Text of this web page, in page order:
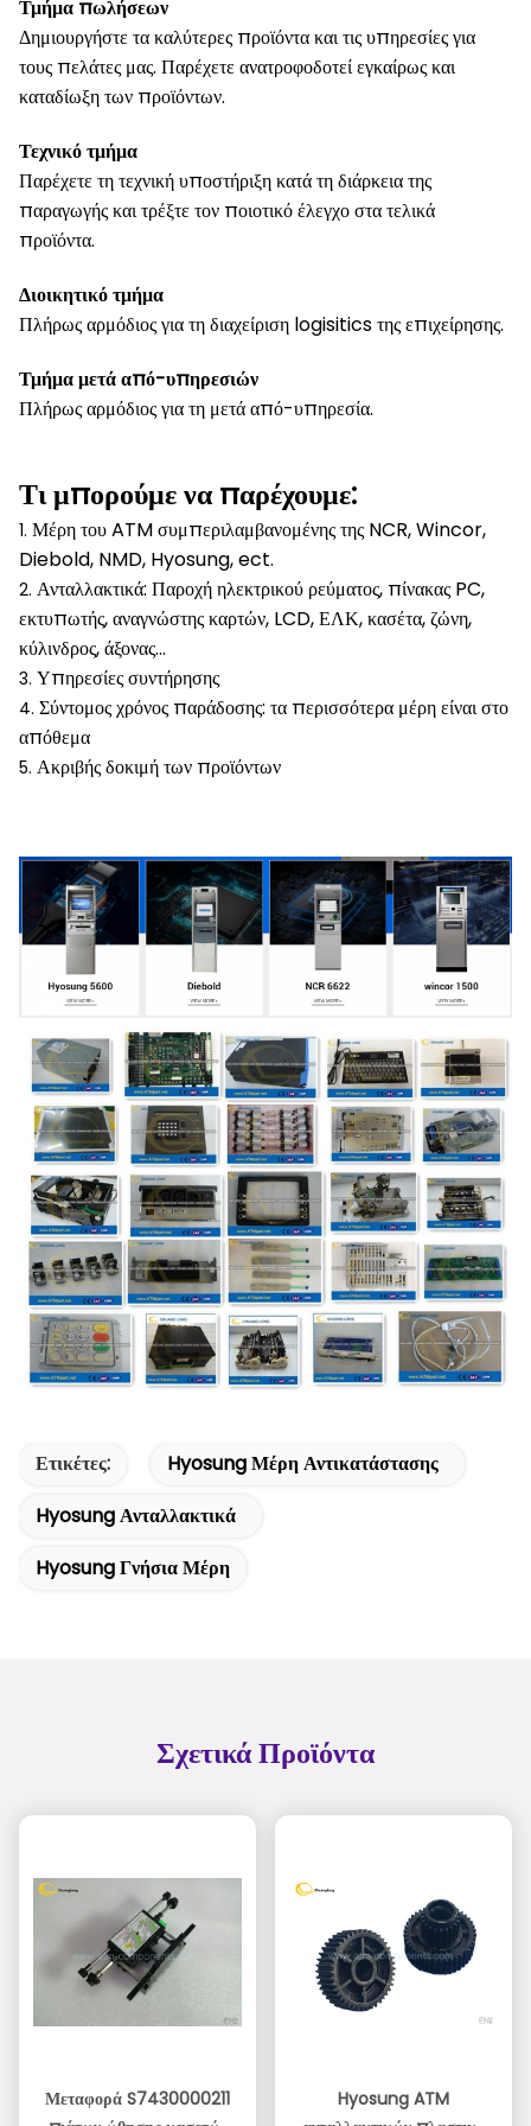
Τμήμα πωλήσεων
Δημιουργήστε τα καλύτερες προϊόντα και τις υπηρεσίες για
τους πελάτες μας. Παρέχετε ανατροφοδοτεί εγκαίρως και
καταδίωξη των προϊόντων.
Τεχνικό τμήμα
Παρέχετε τη τεχνική υποστήριξη κατά τη διάρκεια της
παραγωγής και τρέξτε τον ποιοτικό έλεγχο στα τελικά
προϊόντα.
Διοικητικό τμήμα
Πλήρως αρμόδιος για τη διαχείριση logisitics της επιχείρησης.
Τμήμα μετά από-υπηρεσιών
Πλήρως αρμόδιος για τη μετά από-υπηρεσία.
Τι μπορούμε να παρέχουμε:
1. Μέρη του ATM συμπεριλαμβανομένης της NCR, Wincor,
Diebold, NMD, Hyosung, ect.
2. Ανταλλακτικά: Παροχή ηλεκτρικού ρεύματος, πίνακας PC,
εκτυπωτής, αναγνώστης καρτών, LCD, ΕΛΚ, κασέτα, ζώνη,
κύλινδρος, άξονας…
3. Υπηρεσίες συντήρησης
4. Σύντομος χρόνος παράδοσης: τα περισσότερα μέρη είναι στο
απόθεμα
5. Ακριβής δοκιμή των προϊόντων
Ετικέτες:
Hyosung Μέρη Αντικατάστασης
Hyosung Ανταλλακτικά
Hyosung Γνήσια Μέρη
Σχετικά Προϊόντα
Μεταφορά S7430000211
Hyosung ATM